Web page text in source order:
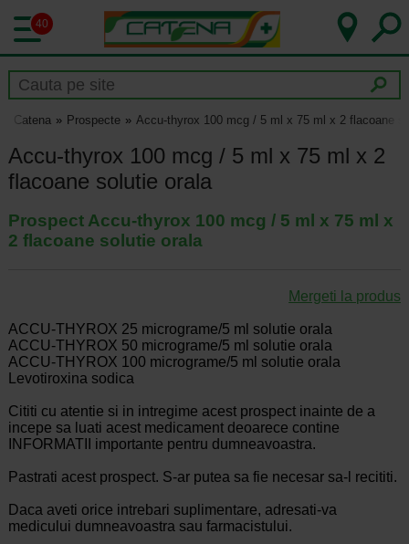
40
Catena Prospecte Accu-thyrox 100 mcg / 5 ml x 75 ml x 2 flacoane
Accu-thyrox 100 mcg / 5 ml x 75 ml x 2
flacoane solutie orala
Prospect Accu-thyrox 100 mcg / 5 ml x 75 ml x
2 flacoane solutie orala
Mergeti la produs
ACCU-THYROX 25 micrograme/5 ml solutie orala
ACCU-THYROX 50 micrograme/5 ml solutie orala
ACCU-THYROX 100 micrograme/5 ml solutie orala
Levotiroxina sodica
Cititi cu atentie si in intregime acest prospect inainte de a
incepe sa luati acest medicament deoarece contine
INFORMATII importante pentru dumneavoastra.
Pastrati acest prospect. S-ar putea sa fie necesar sa-l recititi.
Daca aveti orice intrebari suplimentare, adresati-va
medicului dumneavoastra sau farmacistului.